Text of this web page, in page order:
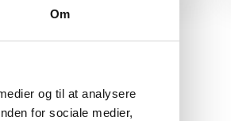
Om
og til at analysere
for sociale medier,